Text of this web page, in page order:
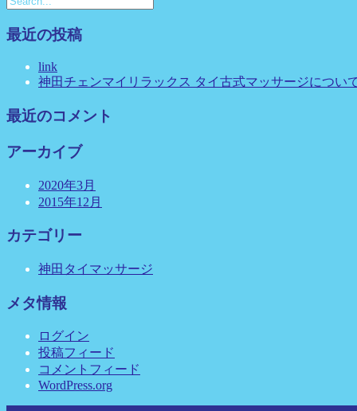
最近の投稿
link
神田チェンマイリラックス タイ古式マッサージについ
最近のコメント
アーカイブ
2020年3月
2015年12月
カテゴリー
神田タイマッサージ
メタ情報
ログイン
投稿フィード
コメントフィード
WordPress.org